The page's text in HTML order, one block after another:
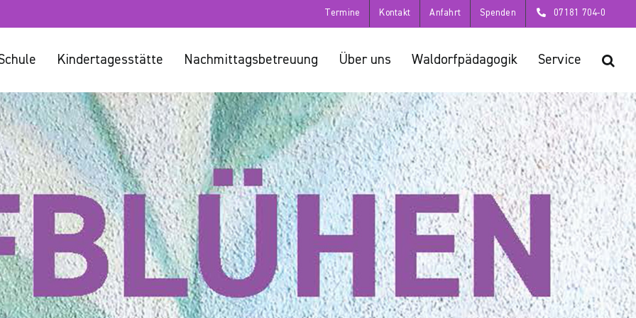
Termine Kontakt Anfahrt Spenden 07181 704-0
Kindertagesstätte Nachmittagsbetreuung Über uns Waldorfpädagogik Service